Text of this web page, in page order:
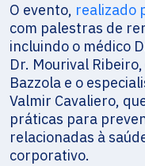
O evento, realizado
com palestras de
incluindo o médico
Dr. Mourival
Bazzola e o
Valmir Cavaliero,
práticas para
relacionadas à
corporativo.